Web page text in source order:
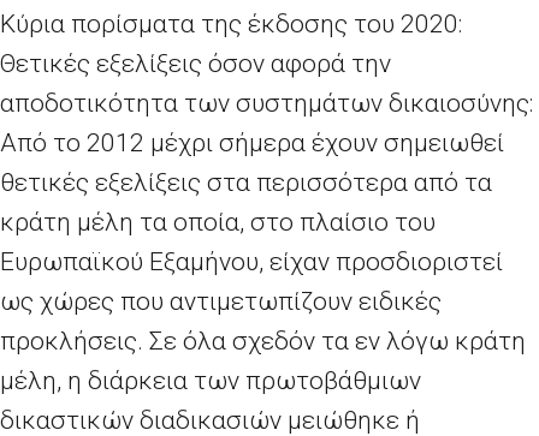
Κύρια πορίσματα της έκδοσης του 2020:
Θετικές εξελίξεις όσον αφορά την
αποδοτικότητα των συστημάτων δικαιοσύνης:
Από το 2012 μέχρι σήμερα έχουν σημειωθεί
θετικές εξελίξεις στα περισσότερα από τα
κράτη μέλη τα οποία, στο πλαίσιο του
Ευρωπαϊκού Εξαμήνου, είχαν προσδιοριστεί
ως χώρες που αντιμετωπίζουν ειδικές
προκλήσεις. Σε όλα σχεδόν τα εν λόγω κράτη
μέλη, η διάρκεια των πρωτοβάθμιων
δικαστικών διαδικασιών μειώθηκε ή